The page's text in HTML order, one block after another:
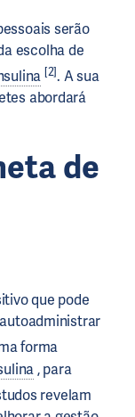
serão
escolha de
[2]. A sua
abordará
de
que pode
forma
, para
revelam